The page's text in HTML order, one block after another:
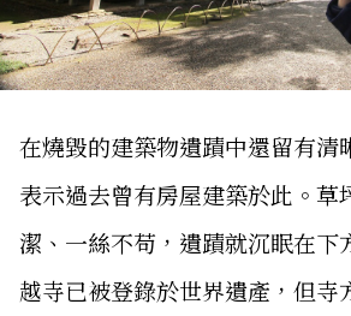
在燒毀的建築物遺蹟中還留有清
表示過去曾有房屋建築於此。草
潔、一絲不苟，遺蹟就沉眠在下
越寺已被登錄於世界遺產，但寺